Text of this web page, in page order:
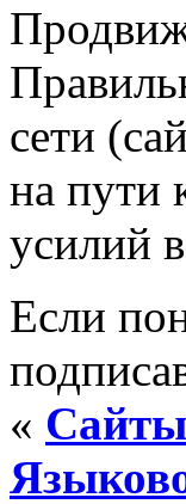
сети
на пути
усилий
Если
«